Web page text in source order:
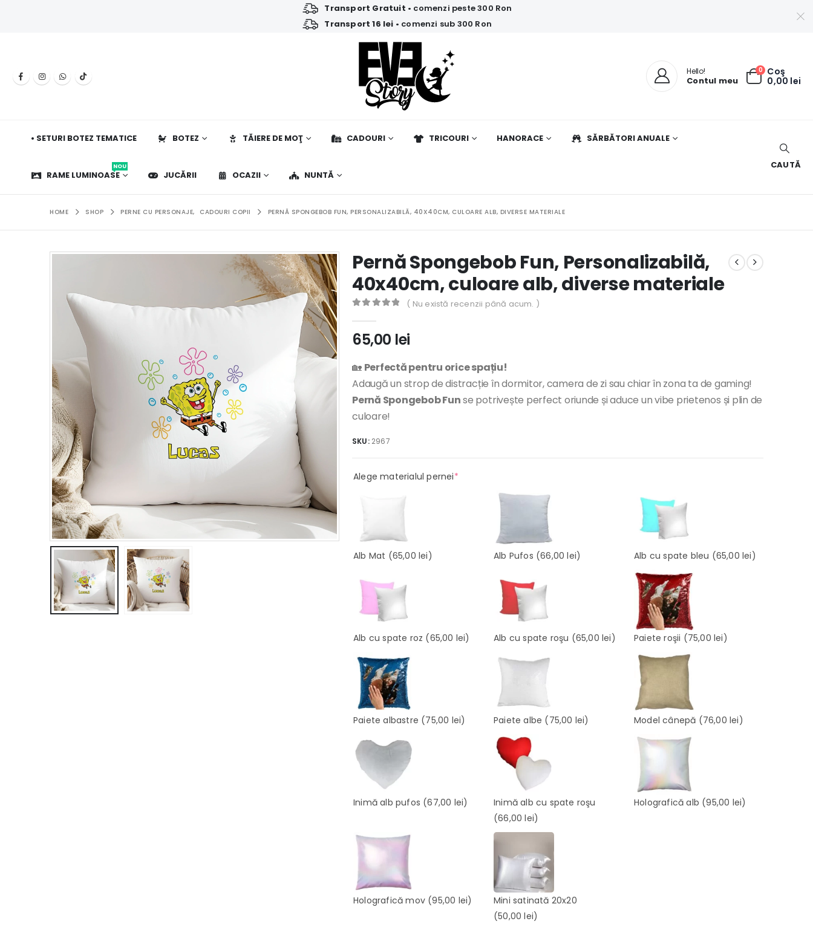
Transport Gratuit • comenzi peste 300 Ron
Transport 16 lei • comenzi sub 300 Ron
Hello!
Contul meu
0 Coş
0,00 lei
• SETURI BOTEZ TEMATICE BOTEZ TĂIERE DE MOŢ CADOURI TRICOURI HANORACE SĂRBĂTORI ANUALE
RAME LUMINOASE
NOU
JUCĂRII OCAZII NUNTĂ
CAUTĂ
HOME SHOP PERNE CU PERSONAJE, CADOURI COPII PERNĂ SPONGEBOB FUN, PERSONALIZABILĂ, 40X40CM, CULOARE ALB, DIVERSE MATERIALE
Pernă Spongebob Fun, Personalizabilă,
40x40cm, culoare alb, diverse materiale
( Nu există recenzii până acum. )
65,00 lei
🏡 Perfectă pentru orice spațiu!
Adaugă un strop de distracție în dormitor, camera de zi sau chiar în zona ta de gaming!
Pernă Spongebob Funse potrivește perfect oriunde și aduce un vibe prietenos și plin de
culoare!
SKU: 2967
Alege materialul pernei*(required)
Alb Mat (65,00 lei) Alb Pufos (66,00 lei) Alb cu spate bleu (65,00 lei)
Alb cu spate roz (65,00 lei) Alb cu spate roşu (65,00 lei) Paiete roşii (75,00 lei)
Paiete albastre (75,00 lei) Paiete albe (75,00 lei) Model cânepă (76,00 lei)
Inimă alb pufos (67,00 lei)
Inimă alb cu spate roşu
(66,00 lei)
Holografică alb (95,00 lei)
Holografică mov(95,00 lei)
Mini satinată 20x20
(50,00 lei)